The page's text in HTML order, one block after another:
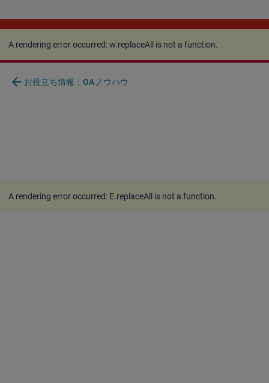
A rendering error occurred:w.replaceAll is not a
function.
A rendering error occurred:w.replaceAll is not a function.
arrow_back お役立ち情報：OAノウハウ
A rendering error occurred: E.replaceAll is not a function.